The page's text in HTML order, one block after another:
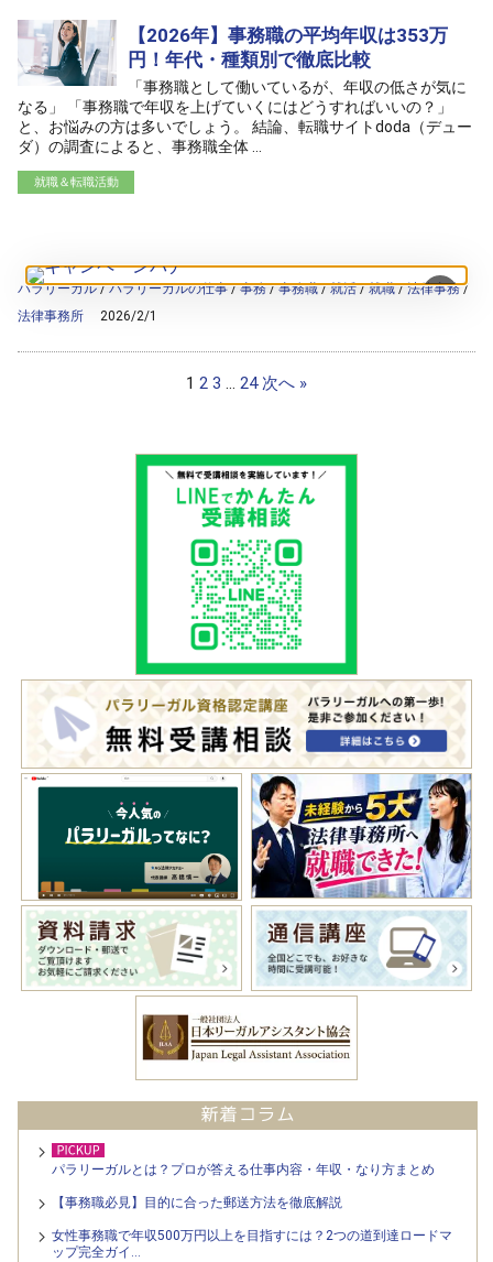
×
【2026年】事務職の平均年収は353万
円！年代・種類別で徹底比較
「事務職として働いているが、年収の低さが気に
なる」 「事務職で年収を上げていくにはどうすればいいの？」
と、お悩みの方は多いでしょう。 結論、転職サイトdoda（デュー
ダ）の調査によると、事務職全体 ...
就職＆転職活動
パラリーガル/パラリーガルの仕事/事務/事務職/就活/就職/法律事務/
法律事務所
2026/2/1
1 2 3 … 24 次へ »
パラリーガルとは？プロが答える仕事内容・年収・なり方まとめ
【事務職必見】目的に合った郵送方法を徹底解説
女性事務職で年収500万円以上を目指すには？2つの道到達ロードマ
ップ完全ガイ…